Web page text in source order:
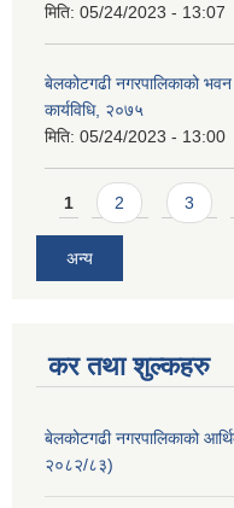
मिति: 05/24/2023 - 13:07
बेलकोटगढी नगरपालिकाको भवन
कार्यविधि, २०७५
मिति: 05/24/2023 - 13:00
Pages
1 2 3
अन्य
कर तथा शुल्कहरु
बेलकोटगढी नगरपालिकाको
२०८२/८३)